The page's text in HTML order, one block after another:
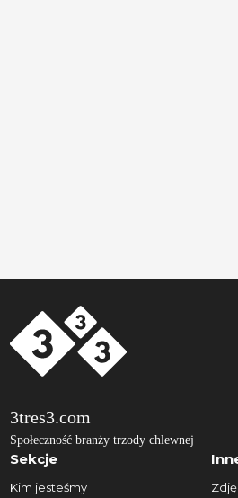
3tres3.com
Społeczność branży trzody chlewnej
Sekcje
Kim jesteśmy